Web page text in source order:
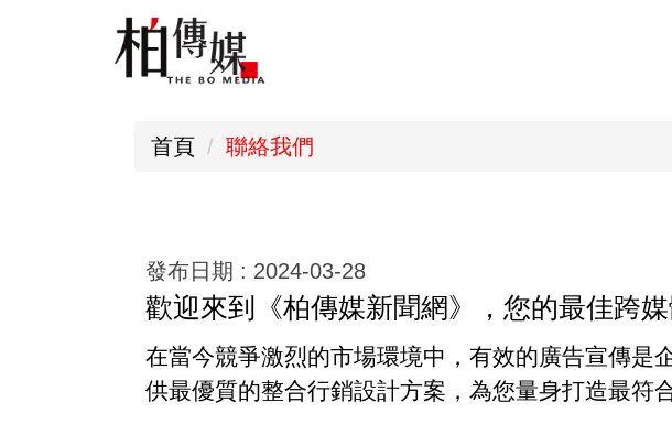
首頁 聯絡我們
發布日期 : 2024-03-28
歡迎來到《柏傳媒新聞網》，您的最佳跨媒
在當今競爭激烈的市場環境中，有效的廣告宣傳是
供最優質的整合行銷設計方案，為您量身打造最符